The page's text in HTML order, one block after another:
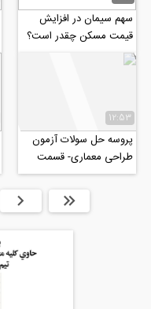
سهم سیمان در افزایش
قیمت مسکن چقدر است؟
12:53
پروسه حل سولات آزمون
طراحی معماری- قسمت
سوم
ابتدا قبلی